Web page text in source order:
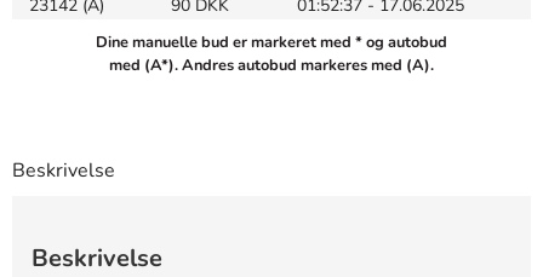
23142 (A)
90 DKK
01:52:37 - 17.06.2025
80 DKK
16:42:54 - 22.06.2025
23142
Dine manuelle bud er markeret med * og autobud
med (A*). Andres autobud markeres med (A).
Beskrivelse
Beskrivelse